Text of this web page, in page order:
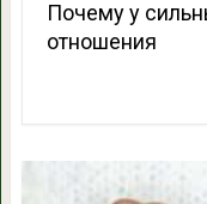
Почему у
отношения